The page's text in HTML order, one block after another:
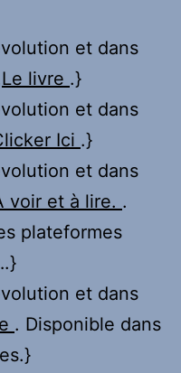
et dans
Le livre .}
et dans
Ici .}
et dans
voir et à lire. .
plateformes
et dans
. Disponible dans